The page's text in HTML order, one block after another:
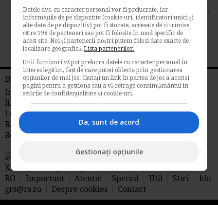
In Monitorul Oficial al Romaniei, Partea I, nr.
661/29.10.2013, a fost publicata Legea nr....
Legislatia muncii
→Citeste mai departe
Din reteaua RS
Info tva
Fiscalitate Contabilitate
Timp
liber
Idei de afaceri
Legislatia Muncii
Management
Libraria
R&S
Stiri agricole din
Romania
AdSense
RSS Flux RSS 2.0
XML
RO
Important Atentie Special Util Stiri
blo
grs@rs.ro
Despre cookies Contact
Datele dvs. cu caracter personal vor fi prelucrate, iar
informațiile de pe dispozitiv (cookie-uri, identificatori unici și
alte date de pe dispozitiv) pot fi stocate, accesate de și trimise
către 198 de parteneri sau pot fi folosite în mod specific de
acest site. Noi și partenerii noștri putem folosi date exacte de
localizare geografică.Lista partenerilor.
Unii furnizori vă pot prelucra datele cu caracter personal în
interes legitim, față de care puteți obiecta prin gestionarea
opțiunilor de mai jos. Căutați un link în partea de jos a acestei
pagini pentru a gestiona sau a vă retrage consimțământul în
setările de confidențialitate și cookie-uri.
Da, sunt de acord
Gestionați opțiunile